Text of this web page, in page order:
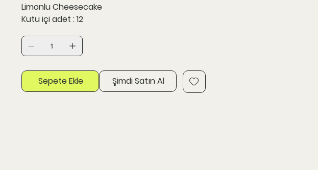
Limonlu Cheesecake
Kutu içi adet : 12
Sepete Ekle Şimdi Satın Al